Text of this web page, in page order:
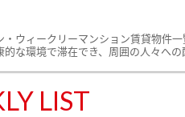
ウィークリーマンション賃貸物件
な環境で滞在でき、周囲の人々へ
LIST